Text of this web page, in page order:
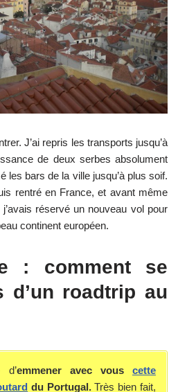
J’ai repris les transports jusqu’à
de deux serbes absolument
les bars de la ville jusqu’à plus soif.
rentré en France, et avant même
réservé un nouveau vol pour
continent européen.
: comment se
d’un roadtrip au
d’emmener avec vous cette
du Portugal.Très bien fait,